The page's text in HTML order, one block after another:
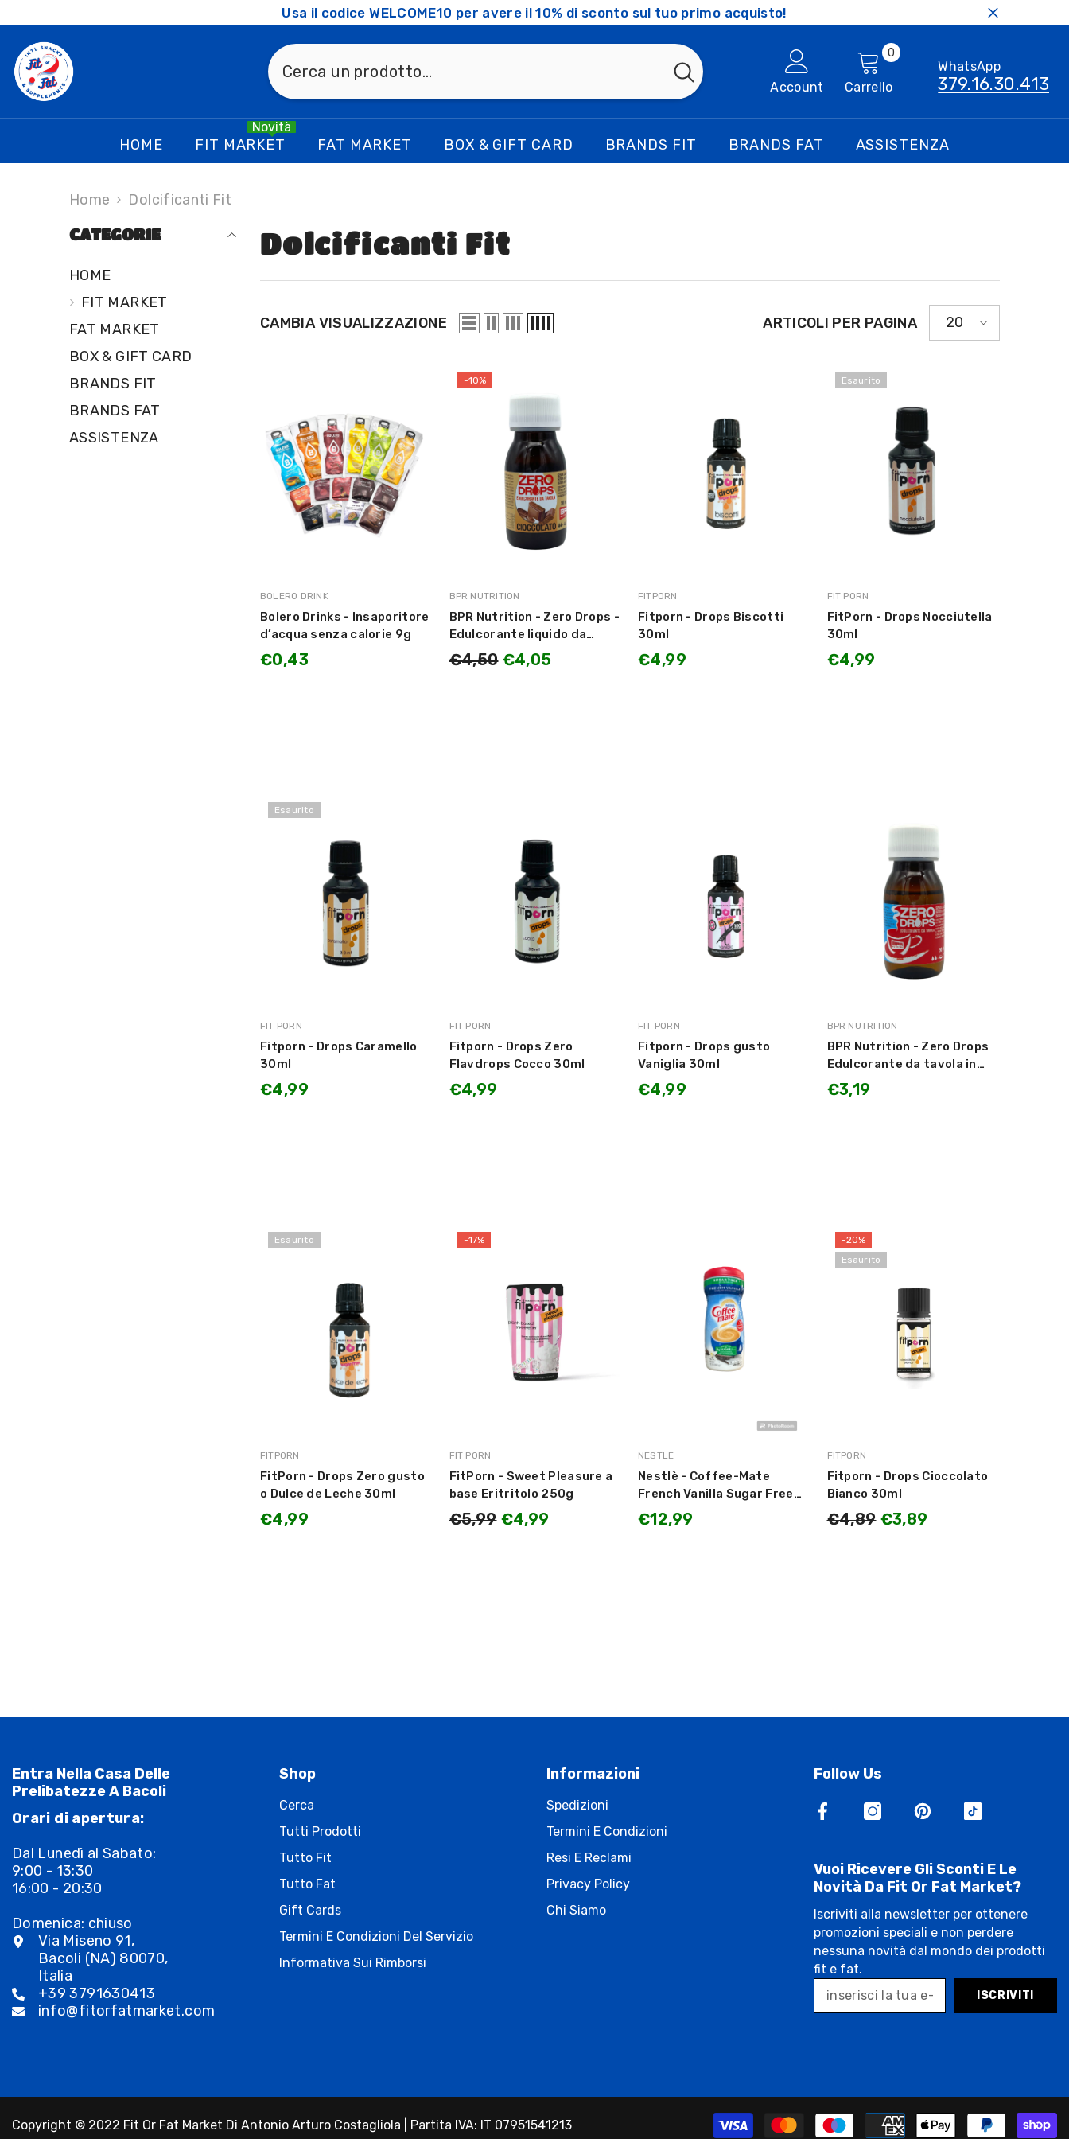
Usa il codice WELCOME10 per avere il 10% di sconto sul tuo primo acquisto!
Account Carrello
00
articoliWhatsApp
379.16.30.413
HOME FIT MARKET
Novità
FAT MARKET BOX & GIFT CARD BRANDS FIT BRANDS FAT ASSISTENZA
Home Dolcificanti Fit
CATEGORIE
HOME
FIT MARKET
FAT MARKET
BOX & GIFT CARD
BRANDS FIT
BRANDS FAT
ASSISTENZA
Dolcificanti Fit
CAMBIA VISUALIZZAZIONE ARTICOLI PER PAGINA 20
MARCA:
BOLERO DRINK
Bolero Drinks - Insaporitore
d’acqua senza calorie 9g
€0,43
-10%
MARCA:
BPR NUTRITION
BPR Nutrition - Zero Drops -
Edulcorante liquido da
tavola Vari Gusti -
CIOCCOLATO - NOCCIOLA -
€4,50 €4,05
MARCA:
FITPORN
Fitporn - Drops Biscotti
30ml
€4,99
Esaurito
MARCA:
FIT PORN
FitPorn - Drops Nocciutella
30ml
€4,99
Esaurito
MARCA:
FIT PORN
Fitporn - Drops Caramello
30ml
€4,99
MARCA:
FIT PORN
Fitporn - Drops Zero
Flavdrops Cocco 30ml
€4,99
MARCA:
FIT PORN
Fitporn - Drops gusto
Vaniglia 30ml
€4,99
MARCA:
BPR NUTRITION
BPR Nutrition - Zero Drops
Edulcorante da tavola in
forma liquida per
dolcificare bevande fredde
€3,19
Esaurito
MARCA:
FITPORN
FitPorn - Drops Zero gusto
o Dulce de Leche 30ml
€4,99
-17%
MARCA:
FIT PORN
FitPorn - Sweet Pleasure a
base Eritritolo 250g
€5,99 €4,99
MARCA:
NESTLE
Nestlè - Coffee-Mate
French Vanilla Sugar Free
289,1g
€12,99
-20%
Esaurito
MARCA:
FITPORN
Fitporn - Drops Cioccolato
Bianco 30ml
€4,89 €3,89
Entra Nella Casa Delle
Prelibatezze A Bacoli
Orari di apertura:
Dal Lunedì al Sabato:
9:00 - 13:30
16:00 - 20:30
Domenica: chiuso
Via Miseno 91,
Bacoli (NA) 80070,
Italia
+39 3791630413
info@fitorfatmarket.com
Shop
Cerca
Tutti Prodotti
Tutto Fit
Tutto Fat
Gift Cards
Termini E Condizioni Del Servizio
Informativa Sui Rimborsi
Informazioni
Spedizioni
Termini E Condizioni
Resi E Reclami
Privacy Policy
Chi Siamo
Follow Us
Vuoi Ricevere Gli Sconti E Le
Novità Da Fit Or Fat Market?
Iscriviti alla newsletter per ottenere
promozioni speciali e non perdere
nessuna novità dal mondo dei prodotti
fit e fat.
ISCRIVITI
Copyright © 2022 Fit Or Fat Market Di Antonio Arturo Costagliola | Partita IVA: IT 07951541213